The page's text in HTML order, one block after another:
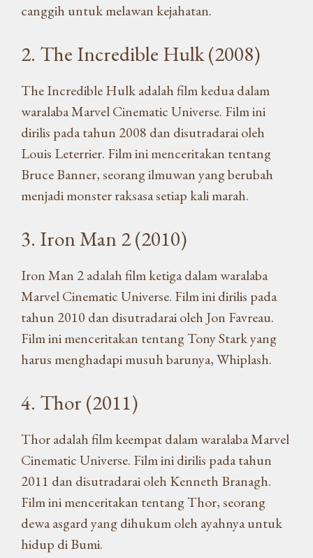
canggih untuk melawan kejahatan.
2. The Incredible Hulk (2008)
The Incredible Hulk adalah film kedua dalam
waralaba Marvel Cinematic Universe. Film ini
dirilis pada tahun 2008 dan disutradarai oleh
Louis Leterrier. Film ini menceritakan tentang
Bruce Banner, seorang ilmuwan yang berubah
menjadi monster raksasa setiap kali marah.
3. Iron Man 2 (2010)
Iron Man 2 adalah film ketiga dalam waralaba
Marvel Cinematic Universe. Film ini dirilis pada
tahun 2010 dan disutradarai oleh Jon Favreau.
Film ini menceritakan tentang Tony Stark yang
harus menghadapi musuh barunya, Whiplash.
4. Thor (2011)
Thor adalah film keempat dalam waralaba Marvel
Cinematic Universe. Film ini dirilis pada tahun
2011 dan disutradarai oleh Kenneth Branagh.
Film ini menceritakan tentang Thor, seorang
dewa asgard yang dihukum oleh ayahnya untuk
hidup di Bumi.